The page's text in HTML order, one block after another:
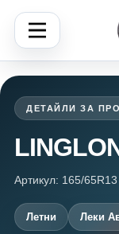
ДЕТАЙЛИ ЗА
Артикул: 165/
Летни Леки